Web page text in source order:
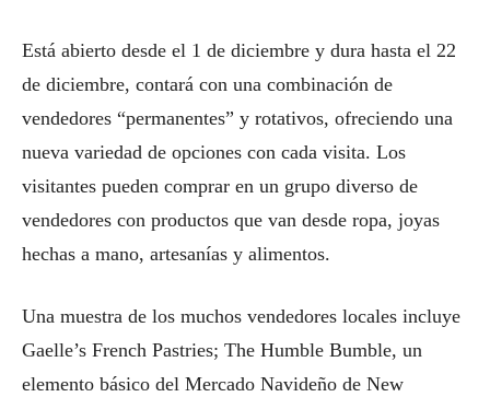
Está abierto desde el 1 de diciembre y dura hasta el 22
de diciembre, contará con una combinación de
vendedores “permanentes” y rotativos, ofreciendo una
nueva variedad de opciones con cada visita. Los
visitantes pueden comprar en un grupo diverso de
vendedores con productos que van desde ropa, joyas
hechas a mano, artesanías y alimentos.
Una muestra de los muchos vendedores locales incluye
Gaelle’s French Pastries; The Humble Bumble, un
elemento básico del Mercado Navideño de New